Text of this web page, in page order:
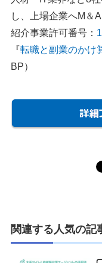
し、上場企業へM＆
紹介事業許可番号：
『転職と副業のかけ
BP）
関連する人気の記